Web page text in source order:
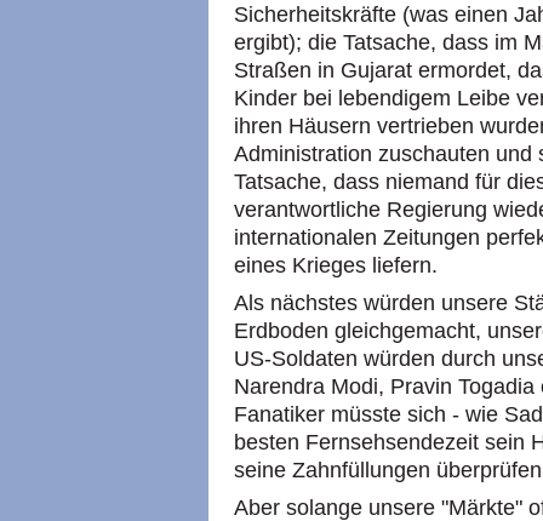
Sicherheitskräfte (was einen
ergibt); die Tatsache, dass im
Straßen in Gujarat ermordet,
Kinder bei lebendigem Leibe
ihren Häusern vertrieben
Administration zuschauten
Tatsache, dass niemand für
verantwortliche Regierung
internationalen Zeitungen
eines Krieges liefern.
Als nächstes würden unsere
Erdboden gleichgemacht,
US-Soldaten würden durch
Narendra Modi, Pravin
Fanatiker müsste sich - wie
besten Fernsehsendezeit sein
seine Zahnfüllungen
Aber solange unsere "Märkte"